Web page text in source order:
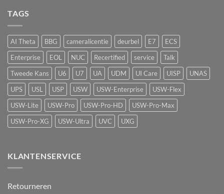
vape-
detectie
voor
UniFi
Protect
TAGS
AI Theta BBG cameralicentie deurbel E7
ECS
Enterprise
EOL NUC Recertified service
Talk
Tweede Kans
U6 U7 UA UDM UI Care UISP
UNAS
UPS
USL USP USW USW-Enterprise
USW-Flex
USW-Lite
USW-Pro USW-Pro-HD
USW-Pro-Max
USW-Pro-XG
USW-Ultra UVC UXG
KLANTENSERVICE
Retourneren